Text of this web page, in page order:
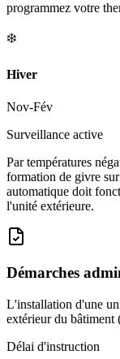
programmez votre
❄️
Hiver
Nov-Fév
Surveillance active
Par températures
formation de givre
automatique doit
l'unité extérieure.
Démarches
L'installation d'une
extérieur du bâtiment
Délai d'instruction